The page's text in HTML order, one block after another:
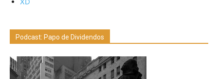
XD
Podcast: Papo de Dividendos